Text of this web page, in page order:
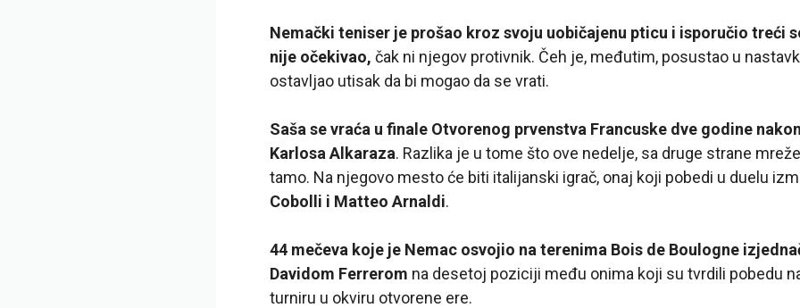
Nemački teniser je prošao kroz svoju uobičajenu pticu i isporučio treći
nije očekivao, čak ni njegov protivnik. Čeh je, međutim, posustao u
ostavljao utisak da bi mogao da se vrati.
Saša se vraća u finale Otvorenog prvenstva Francuske dve godine
Karlosa Alkaraza. Razlika je u tome što ove nedelje, sa druge strane
tamo. Na njegovo mesto će biti italijanski igrač, onaj koji pobedi u duelu
Cobolli i Matteo Arnaldi.
44 mečeva koje je Nemac osvojio na terenima Bois de Boulogne
Davidom Ferrerom na desetoj poziciji među onima koji su tvrdili pobedu
turniru u okviru otvorene ere.